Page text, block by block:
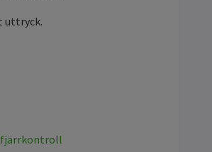
uttryck.
fjärrkontroll